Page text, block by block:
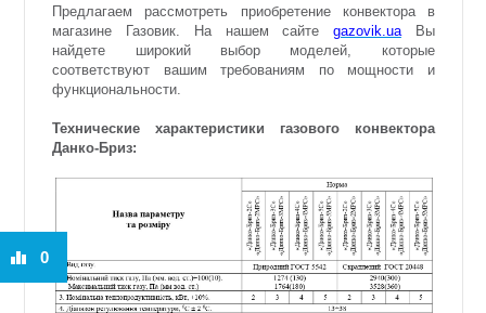
Предлагаем рассмотреть приобретение конвектора в
магазине Газовик. На нашем сайте gazovik.uaВы
найдете широкий выбор моделей, которые
соответствуют вашим требованиям по мощности и
функциональности.
Технические характеристики газового конвектора
Данко-Бриз:
0